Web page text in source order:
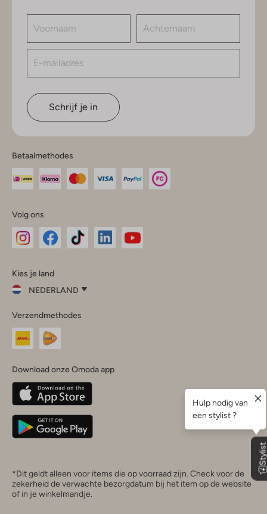
Schrijf je in
Betaalmethodes
Volg ons
InstagramFacebook
Kies je land
NEDERLAND
je
land
Nederland
Belgique(Français)
Deutschland
Verzendmethodes
Download onze Omoda app
*Dit geldt alleen voor items die op voorraad zijn. Check voor de
zekerheid de verwachte bezorgdatum bij het item op de website
of in je winkelmandje.